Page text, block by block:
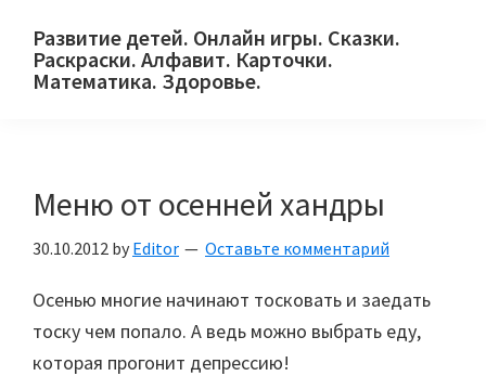
primary
main
primary
Развитие детей. Онлайн игры. Сказки.
Раскраски. Алфавит. Карточки.
Математика. Здоровье.
и
родителей.
Меню от осенней хандры
30.10.2012 by Editor Оставьте комментарий
Осенью многие начинают тосковать и заедать
тоску чем попало. А ведь можно выбрать еду,
которая прогонит депрессию!